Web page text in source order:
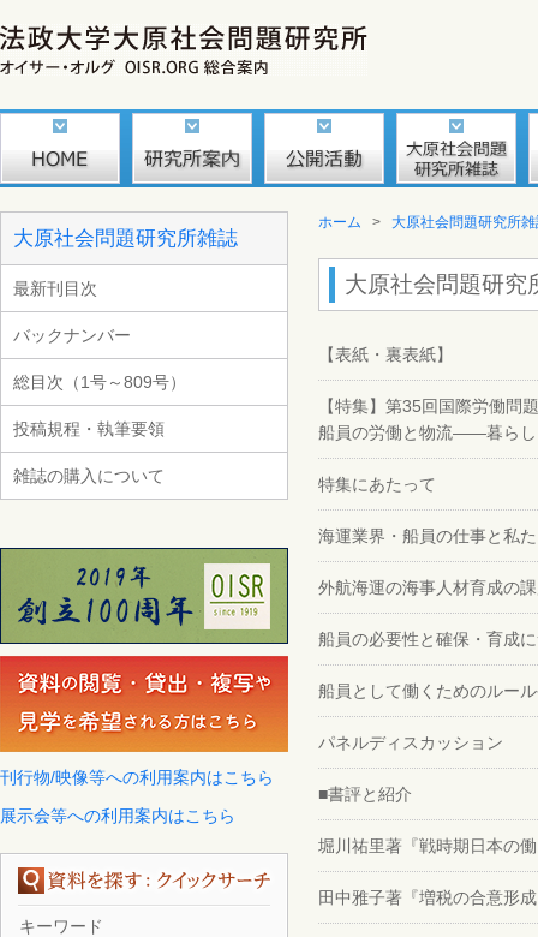
大原社会問題研究所雑誌
最新刊目次
バックナンバー
総目次（1号～809号）
投稿規程・執筆要領
雑誌の購入について
刊行物/映像等への利用案内はこちら
展示会等への利用案内はこちら
キーワード
ホーム > 大原社会問題研究所
大原社会問題研究
【表紙・裏表紙】
【特集】第35回国際労働問
船員の労働と物流――暮らし
特集にあたって
海運業界・船員の仕事と私
外航海運の海事人材育成の
船員の必要性と確保・育成
船員として働くためのルー
パネルディスカッション
■書評と紹介
堀川祐里著『戦時期日本の
田中雅子著『増税の合意形